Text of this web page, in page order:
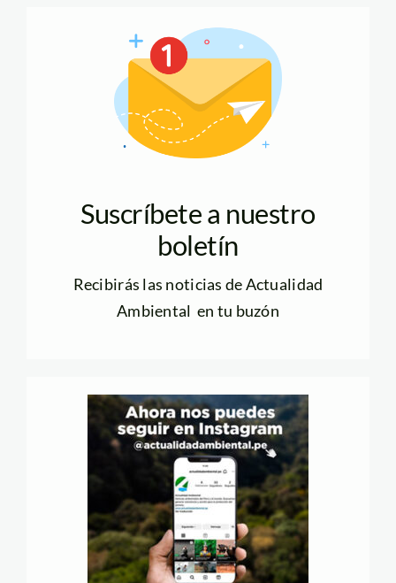
Suscríbete a nuestro
boletín
Recibirás las noticias de Actualidad
Ambiental en tu buzón